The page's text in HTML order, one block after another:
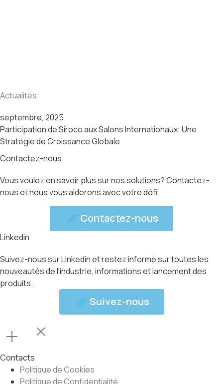
Actualités
septembre, 2025
Participation de Siroco aux Salons Internationaux: Une
Stratégie de Croissance Globale
Contactez-nous
Vous voulez en savoir plus sur nos solutions? Contactez-
nous et nous vous aiderons avec votre défi.
Contactez-nous
Linkedin
Suivez-nous sur Linkedin et restez informé sur toutes les
nouveautés de l’industrie, informations et lancement des
produits.
Suivez-nous
Contacts
Politique de Cookies
Politique de Confidentialité